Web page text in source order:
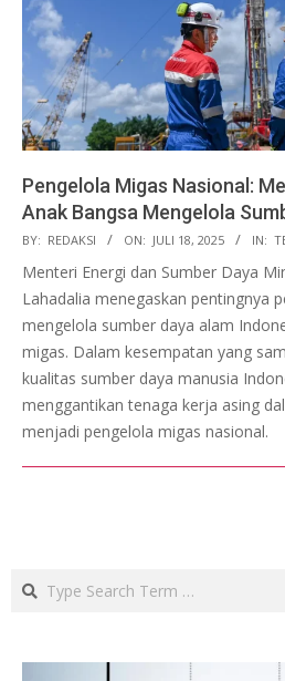
Pengelola Migas Nasional:
Anak Bangsa Mengelola
2025-
07-
18
BY: REDAKSI ON: JULI 18, 2025 IN:
Menteri Energi dan Sumber Daya
Lahadalia menegaskan pentingnya
mengelola sumber daya alam
migas. Dalam kesempatan yang
kualitas sumber daya manusia
menggantikan tenaga kerja asing
menjadi pengelola migas nasional.
Search